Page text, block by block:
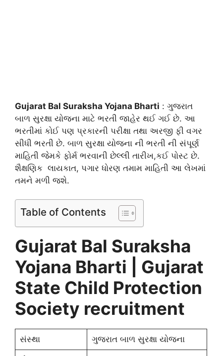
Gujarat Bal Suraksha Yojana Bharti : ગુજરાત
બાળ સુરક્ષા યોજના માટે ભરતી જાહેર થઈ ગઈ છે. આ
ભરતીમાં કોઈ પણ પ્રકારની પરીક્ષા તથા અરજી ફી વગર
સીધી ભરતી છે. બાળ સુરક્ષા યોજના ની ભરતી ની સંપૂર્ણ
માહિતી જેમકે ફોર્મ ભરવાની છેલ્લી તારીખ,કઈ પોસ્ટ છે.
શૈક્ષણિક લાયકાત, પગાર ધોરણ તમામ માહિતી આ લેખમાં
તમને મળી જશે.
Table of Contents
Gujarat Bal Suraksha
Yojana Bharti | Gujarat
State Child Protection
Society recruitment
સંસ્થા ગુજરાત બાળ સુરક્ષા યોજના